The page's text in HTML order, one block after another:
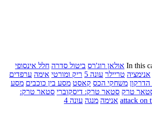
In this אולאן רוג'רס ביטול סדרה חלל אינסופי
אנימציה טריילר עונה 5 ריק ומורטי אימה ערפדים
הדרקון משחקי הכס קאסט מסע בין כוכבים מסע
טרק סטאר טרק: דיסקוברי סטאר טרק:
attack on אנימה מנגה עונה 4